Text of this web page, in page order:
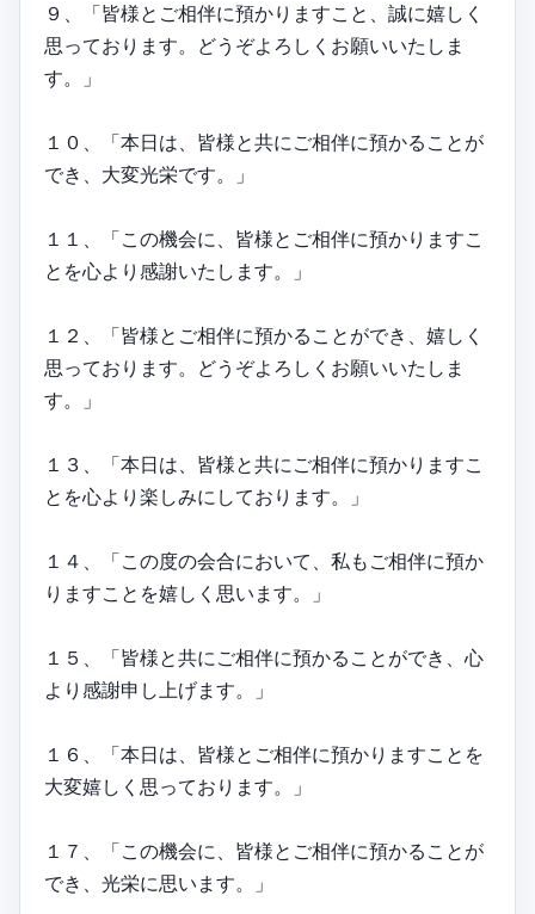
９、「皆様とご相伴に預かりますこと、誠に嬉しく
思っております。どうぞよろしくお願いいたしま
す。」
１０、「本日は、皆様と共にご相伴に預かることが
でき、大変光栄です。」
１１、「この機会に、皆様とご相伴に預かりますこ
とを心より感謝いたします。」
１２、「皆様とご相伴に預かることができ、嬉しく
思っております。どうぞよろしくお願いいたしま
す。」
１３、「本日は、皆様と共にご相伴に預かりますこ
とを心より楽しみにしております。」
１４、「この度の会合において、私もご相伴に預か
りますことを嬉しく思います。」
１５、「皆様と共にご相伴に預かることができ、心
より感謝申し上げます。」
１６、「本日は、皆様とご相伴に預かりますことを
大変嬉しく思っております。」
１７、「この機会に、皆様とご相伴に預かることが
でき、光栄に思います。」